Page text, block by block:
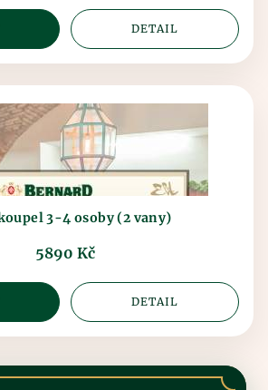
DETAIL
3-4 osoby (2 vany)
5890 Kč
DETAIL